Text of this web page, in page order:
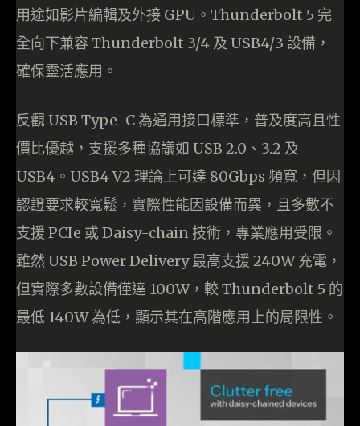
用途如影片編輯及外接 GPU。Thunderbolt 5 完
全向下兼容 Thunderbolt 3/4 及 USB4/3 設備，
確保靈活應用。
反觀 USB Type-C 為通用接口標準，普及度高且性
價比優越，支援多種協議如 USB 2.0、3.2 及
USB4。USB4 V2 理論上可達 80Gbps 頻寬，但因
認證要求較寬鬆，實際性能因設備而異，且多數不
支援 PCIe 或 Daisy-chain 技術，專業應用受限。
雖然 USB Power Delivery 最高支援 240W 充電，
但實際多數設備僅達 100W，較 Thunderbolt 5 的
最低 140W 為低，顯示其在高階應用上的局限性。